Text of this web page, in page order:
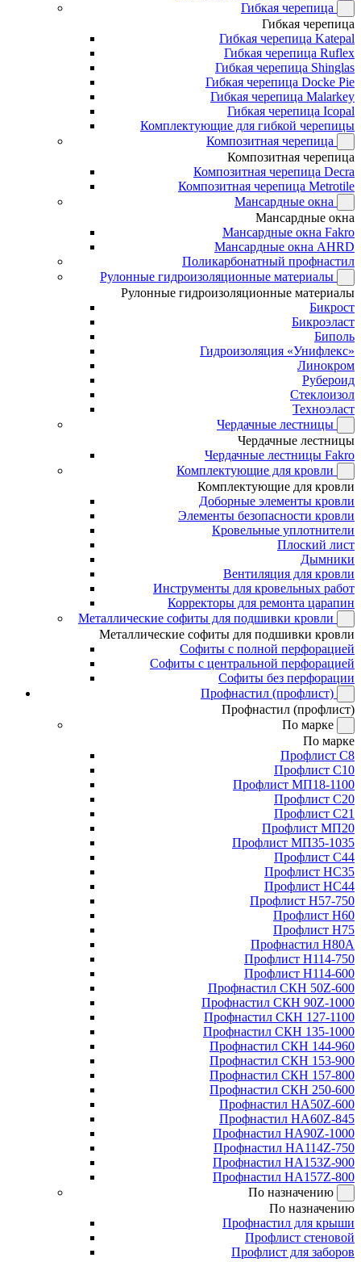
Гибкая черепица
Гибкая черепица
Гибкая черепица Katepal
Гибкая черепица Ruflex
Гибкая черепица Shinglas
Гибкая черепица Docke Pie
Гибкая черепица Malarkey
Гибкая черепица Icopal
Комплектующие для гибкой черепицы
Композитная черепица
Композитная черепица
Композитная черепица Decra
Композитная черепица Metrotile
Мансардные окна
Мансардные окна
Мансардные окна Fakro
Мансардные окна AHRD
Поликарбонатный профнастил
Рулонные гидроизоляционные материалы
Рулонные гидроизоляционные материалы
Бикрост
Бикроэласт
Биполь
Гидроизоляция «Унифлекс»
Линокром
Рубероид
Стеклоизол
Техноэласт
Чердачные лестницы
Чердачные лестницы
Чердачные лестницы Fakro
Комплектующие для кровли
Комплектующие для кровли
Доборные элементы кровли
Элементы безопасности кровли
Кровельные уплотнители
Плоский лист
Дымники
Вентиляция для кровли
Инструменты для кровельных работ
Корректоры для ремонта царапин
Металлические софиты для подшивки кровли
Металлические софиты для подшивки кровли
Софиты с полной перфорацией
Софиты с центральной перфорацией
Софиты без перфорации
Профнастил (профлист)
Профнастил (профлист)
По марке
По марке
Профлист С8
Профлист С10
Профлист МП18-1100
Профлист С20
Профлист С21
Профлист МП20
Профлист МП35-1035
Профлист С44
Профлист НС35
Профлист НС44
Профлист Н57-750
Профлист Н60
Профлист Н75
Профнастил Н80А
Профлист Н114-750
Профлист Н114-600
Профнастил СКН 50Z-600
Профнастил СКН 90Z-1000
Профнастил СКН 127-1100
Профнастил СКН 135-1000
Профнастил СКН 144-960
Профнастил СКН 153-900
Профнастил СКН 157-800
Профнастил СКН 250-600
Профнастил НА50Z-600
Профнастил НА60Z-845
Профнастил НА90Z-1000
Профнастил НА114Z-750
Профнастил НА153Z-900
Профнастил НА157Z-800
По назначению
По назначению
Профнастил для крыши
Профлист стеновой
Профлист для заборов